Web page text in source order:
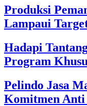
Produksi
Lampaui
Hadapi
Program
Pelindo Jasa
Komitmen